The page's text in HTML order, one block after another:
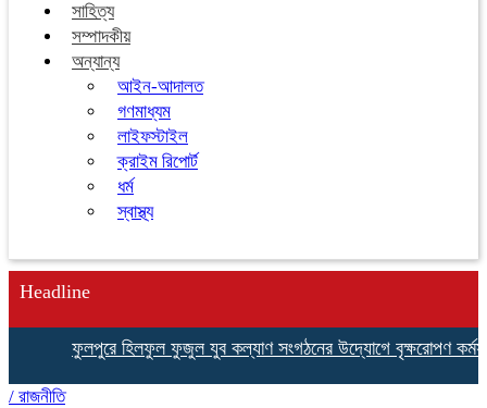
সাহিত্য
সম্পাদকীয়
অন্যান্য
আইন-আদালত
গণমাধ্যম
লাইফস্টাইল
ক্রাইম রিপোর্ট
ধর্ম
স্বাস্থ্য
Headline
ফুলপুরে হিলফুল ফুজুল যুব কল্যাণ সংগঠনের উদ্যোগে বৃক্ষরোপণ কর্মসূচি
/ রাজনীতি